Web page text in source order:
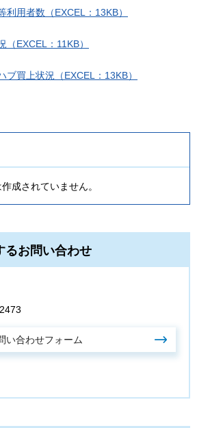
利用者数（EXCEL：13KB）
（EXCEL：11KB）
ブ買上状況（EXCEL：13KB）
成されていません。
るお問い合わせ